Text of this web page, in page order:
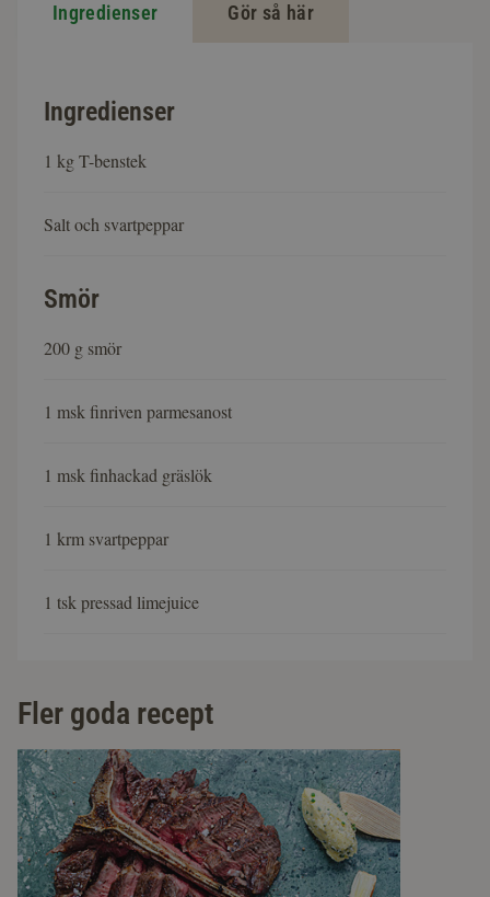
Ingredienser Gör så här
Ingredienser
1 kg T-benstek
Salt och svartpeppar
Smör
200 g smör
1 msk finriven parmesanost
1 msk finhackad gräslök
1 krm svartpeppar
1 tsk pressad limejuice
Fler goda recept